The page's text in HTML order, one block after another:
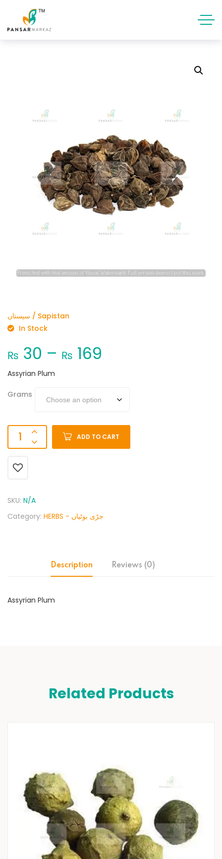
سپستاں / Sapistan
In Stock
₨ 30 – ₨ 169
Assyrian Plum
Grams
ADD TO CART
SKU: N/A
Category:
HERBS - جڑی بوٹیاں
Description Reviews (0)
Assyrian Plum
Related Products